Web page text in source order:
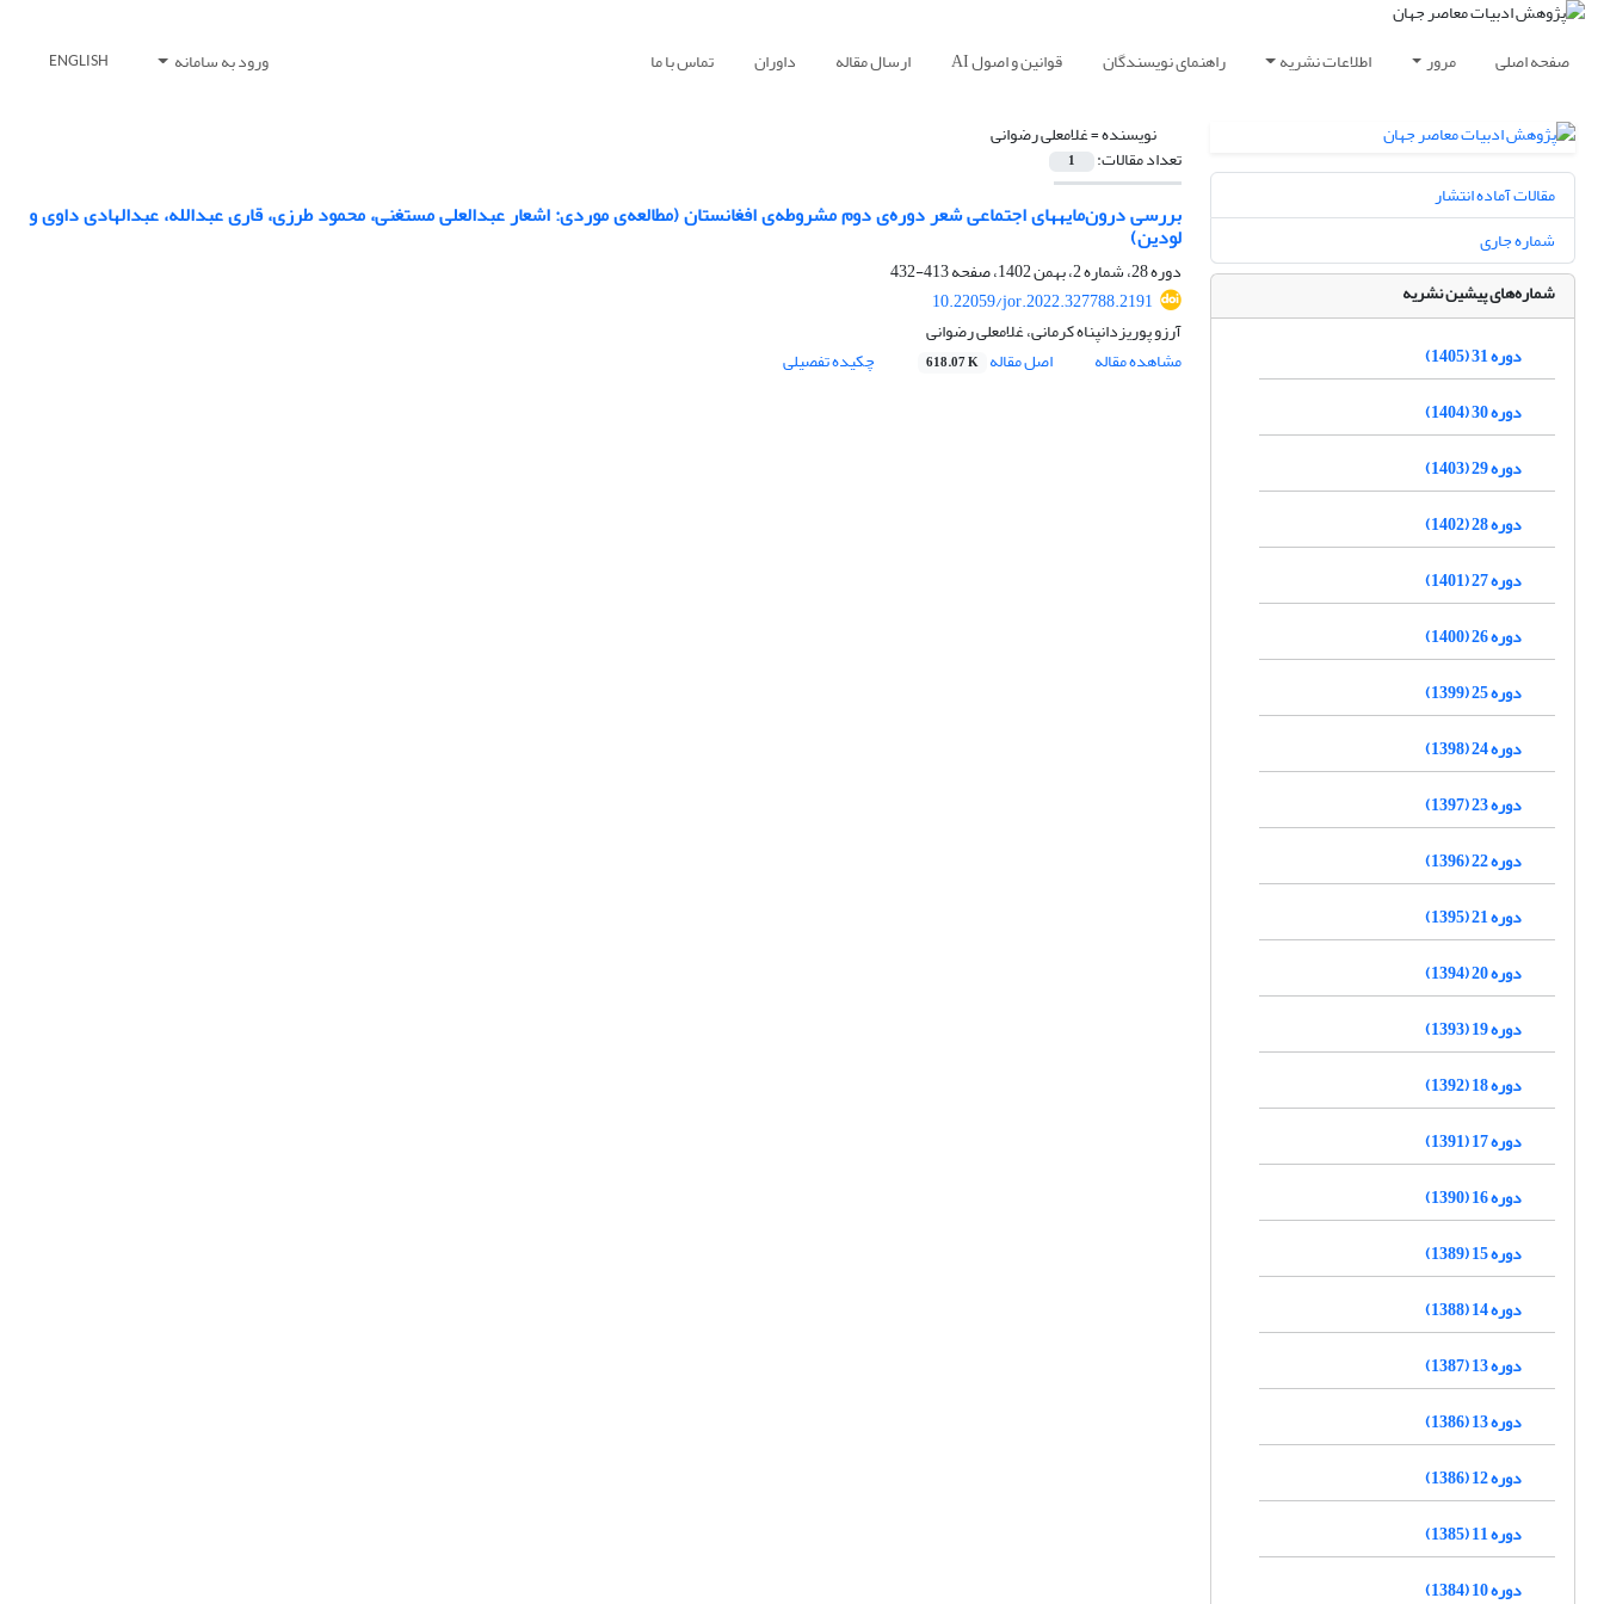
صفحه اصلی مرور اطلاعات نشریه راهنمای نویسندگان قوانین و اصول AI ارسال مقاله داوران تماس با ما ورود به سامانه ENGLISH
نویسنده =غلامعلی رضوانی
تعداد مقالات: 1
بررسی درون‌مایههای اجتماعی شعر دوره‌ی دوم مشروطه‌ی افغانستان (مطالعه‌ی موردی: اشعار عبدالعلی مستغنی، محمود طرزی، قاری عبدالله، عبدالهادی داوی و
لودین)
دوره 28، شماره 2، بهمن 1402، صفحه
413-432
10.22059/jor.2022.327788.2191
آرزو پوریزدانپناه کرمانی، غلامعلی رضوانی
مشاهده مقاله
اصل مقاله 618.07 K چکیده تفصیلی
مقالات آماده انتشار
شماره جاری
شماره‌های پیشین نشریه
دوره 31 (1405)
دوره 30 (1404)
دوره 29 (1403)
دوره 28 (1402)
دوره 27 (1401)
دوره 26 (1400)
دوره 25 (1399)
دوره 24 (1398)
دوره 23 (1397)
دوره 22 (1396)
دوره 21 (1395)
دوره 20 (1394)
دوره 19 (1393)
دوره 18 (1392)
دوره 17 (1391)
دوره 16 (1390)
دوره 15 (1389)
دوره 14 (1388)
دوره 13 (1387)
دوره 13 (1386)
دوره 12 (1386)
دوره 11 (1385)
دوره 10 (1384)